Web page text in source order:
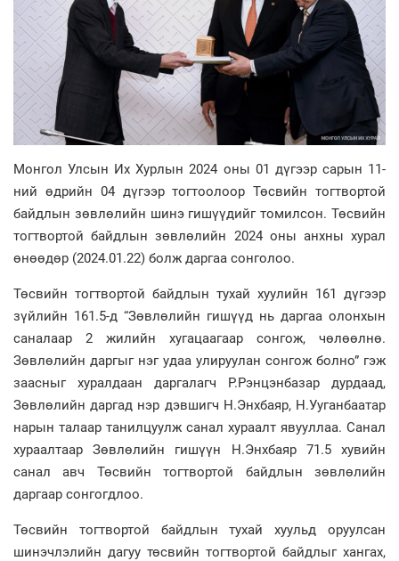
Монгол Улсын Их Хурлын 2024 оны 01 дүгээр сарын 11-
ний өдрийн 04 дүгээр тогтоолоор Төсвийн тогтвортой
байдлын зөвлөлийн шинэ гишүүдийг томилсон. Төсвийн
тогтвортой байдлын зөвлөлийн 2024 оны анхны хурал
өнөөдөр (2024.01.22) болж даргаа сонголоо.
Төсвийн тогтвортой байдлын тухай хуулийн 161 дүгээр
зүйлийн 161.5-д “Зөвлөлийн гишүүд нь даргаа олонхын
саналаар 2 жилийн хугацаагаар сонгож, чөлөөлнө.
Зөвлөлийн даргыг нэг удаа улируулан сонгож болно” гэж
заасныг хуралдаан даргалагч Р.Рэнцэнбазар дурдаад,
Зөвлөлийн даргад нэр дэвшигч Н.Энхбаяр, Н.Ууганбаатар
нарын талаар танилцуулж санал хураалт явууллаа. Санал
хураалтаар Зөвлөлийн гишүүн Н.Энхбаяр 71.5 хувийн
санал авч Төсвийн тогтвортой байдлын зөвлөлийн
даргаар сонгогдлоо.
Төсвийн тогтвортой байдлын тухай хуульд оруулсан
шинэчлэлийн дагуу төсвийн тогтвортой байдлыг хангах,